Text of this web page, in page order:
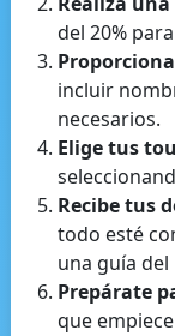
del 20%
incluir
necesarios.
Elige tus
Recibe tus
todo esté
una guía
Prepárate
que